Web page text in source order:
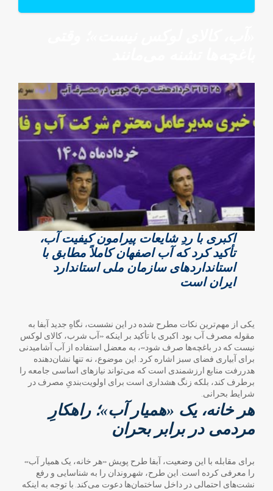
اکبری با ردِ شایعات پیرامون کیفیت آب،
تأکید کرد که آب اصفهان کاملاً مطابق با
استانداردهای سازمان ملی استاندارد
ایران است
یکی از مهم‌ترین نکات مطرح شده در این نشست، نگاهِ جدید آبفا به
مقوله مصرف آب بود. اکبری با تأکید بر اینکه «آب شرب، کالای لوکس
نیست که در باغچه‌ها صرف شود»، به معضل استفاده از آب آشامیدنی
برای آبیاری فضای سبز اشاره کرد. این موضوع، نه تنها نشان‌دهنده
هدررفت منابع ارزشمندی است که می‌تواند نیازهای اساسی جامعه را
برطرف کند، بلکه زنگ هشداری است برای اولویت‌بندیِ مصرف در
شرایط بحرانی.
هر خانه، یک «همیار آب»؛ راهکارِ
مردمی در برابر بحران
برای مقابله با این وضعیت، آبفا طرح پویش «هر خانه، یک همیار آب»
را معرفی کرده است. این طرح، شهروندان را به شناسایی و رفع
نشت‌های احتمالی در داخل ساختمان‌ها دعوت می‌کند. با توجه به اینکه